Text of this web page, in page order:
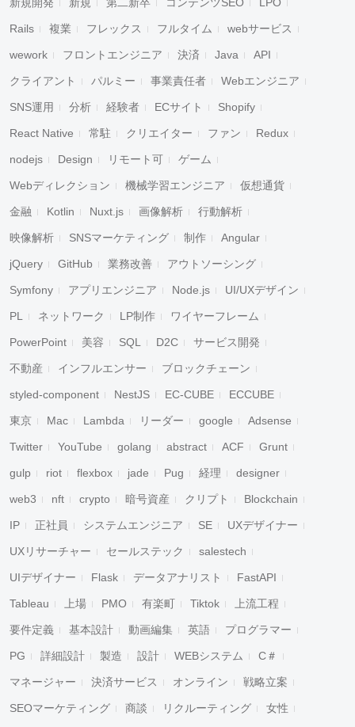
Rails 複業 フレックス フルタイム webサービス
wework フロントエンジニア 決済 Java API
クライアント パルミー 事業責任者 Webエンジニア
SNS運用 分析 経験者 ECサイト Shopify
React Native 常駐 クリエイター ファン Redux
nodejs Design リモート可 ゲーム
Webディレクション 機械学習エンジニア 仮想通貨
金融 Kotlin Nuxt.js 画像解析 行動解析
映像解析 SNSマーケティング 制作 Angular
jQuery GitHub 業務改善 アウトソーシング
Symfony アプリエンジニア Node.js UI/UXデザイン
PL ネットワーク LP制作 ワイヤーフレーム
PowerPoint 美容 SQL D2C サービス開発
不動産 インフルエンサー ブロックチェーン
styled-component NestJS EC-CUBE ECCUBE
東京 Mac Lambda リーダー google Adsense
Twitter YouTube golang abstract ACF Grunt
gulp riot flexbox jade Pug 経理 designer
web3 nft crypto 暗号資産 クリプト Blockchain
IP 正社員 システムエンジニア SE UXデザイナー
UXリサーチャー セールステック salestech
UIデザイナー Flask データアナリスト FastAPI
Tableau 上場 PMO 有楽町 Tiktok 上流工程
要件定義 基本設計 動画編集 英語 プログラマー
PG 詳細設計 製造 設計 WEBシステム C＃
マネージャー 決済サービス オンライン 戦略立案
SEOマーケティング 商談 リクルーティング 女性